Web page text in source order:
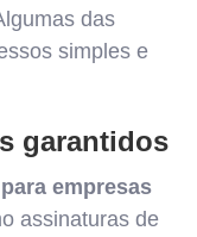
das
simples e
garantidos
empresas
assinaturas de